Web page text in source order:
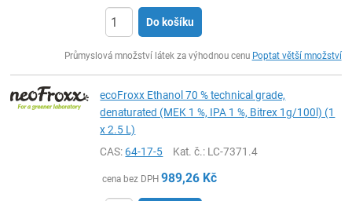
Do košíku
Průmyslová množství látek za výhodnou cenu Poptat větší množství
ecoFroxx Ethanol 70 % technical grade,
denaturated (MEK 1 %, IPA 1 %, Bitrex 1g/100l) (1
x 2.5 L)
CAS:64-17-5 Kat. č.: LC-7371.4
cena bez DPH 989,26 Kč